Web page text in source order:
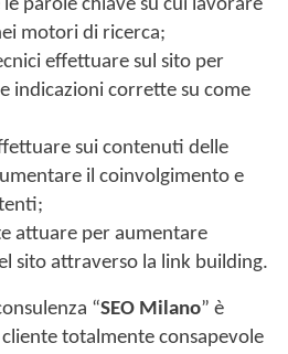
parole chiave su cui lavorare
motori di ricerca;
effettuare sul sito per
indicazioni corrette su come
sui contenuti delle
il coinvolgimento e
attuare per aumentare
sito attraverso la link building.
“SEO Milano” è
totalmente consapevole